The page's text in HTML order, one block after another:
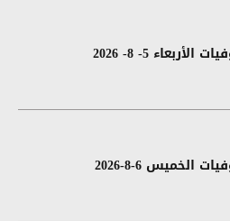
الأربعاء 5- 8- 2026
الخميس 6-8-2026